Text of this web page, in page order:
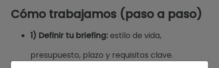
Cómo trabajamos (paso a paso)
1) Definir tu briefing:estilo de vida,
presupuesto, plazo y requisitos clave.